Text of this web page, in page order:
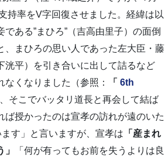
持率をV字回復させました。経緯は以
ある”まひろ”（吉高由里子）の面倒
まひろの思い人であった左大臣・藤
洸平）を引き合いに出して詰るなど
くなりました（参照：
「 6th
そこでバッタリ道長と再会して結ば
授かったのは宣孝の訪れが遠のいた
す」と言いますが、宣孝は 「産まれ
「何が有ってもお前を失うよりは良